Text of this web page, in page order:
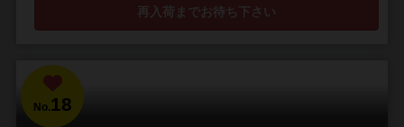
再入荷までお待ち下さい
No.18